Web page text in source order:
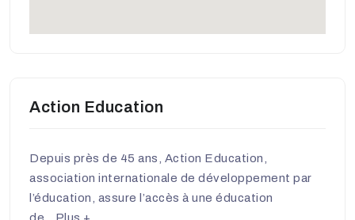
Action Education
Depuis près de 45 ans, Action Education,
association internationale de développement par
l’éducation, assure l’accès à une éducation
de... Plus +